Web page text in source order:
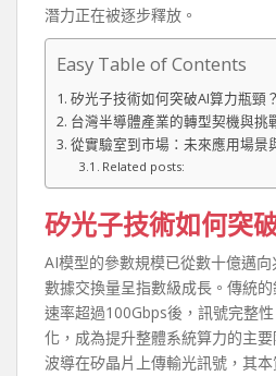
潛力正在被逐步釋放。
Easy Table of Contents
矽光子技術如何突破AI算力瓶頸？
台灣半導體產業的轉型契機與挑
從實驗室到市場：未來應用場景
Related posts:
矽光子技術如何突
AI模型的參數規模已從數十億邁
數據交換量呈指數級成長。傳統
速率超過100Gbps後，訊號完整
化，成為提升整體系統算力的主
波導在矽晶片上傳輸光訊號，其